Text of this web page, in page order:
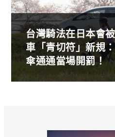
台灣騎法在日本會
車「青切符」新規
傘通通當場開罰！